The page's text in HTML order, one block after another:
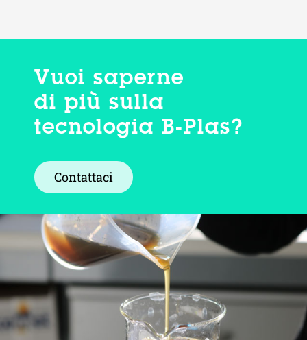
Vuoi saperne
di più sulla
tecnologia B-Plas?
Contattaci